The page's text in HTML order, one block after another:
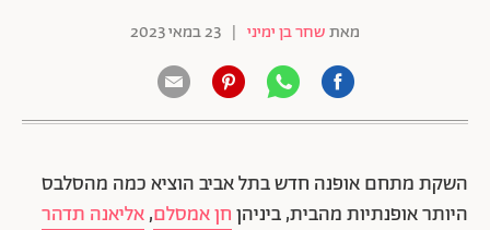
מאתשחר בן ימיני | 23 במאי 2023
השקת מתחם אופנה חדש בתל אביב הוציא כמה מהסלבס
היותר אופנתיות מהבית, ביניהןחן אמסלם,אליאנה תדהר